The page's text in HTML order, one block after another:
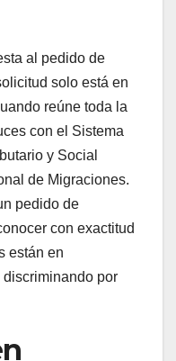
al pedido de
solo está en
reúne toda la
con el Sistema
y Social
de Migraciones.
pedido de
con exactitud
están en
por